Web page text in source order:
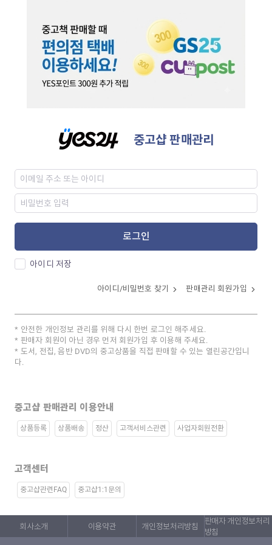
중고샵 판매관리
로그인
아이디 저장
아이디/비밀번호 찾기 판매관리 회원가입
안전한 개인정보 관리를 위해 다시 한번 로그인 해주세요.
판매자 회원이 아닌 경우 먼저 회원가입 후 이용해 주세요.
도서, 전집, 음반 DVD의 중고상품을 직접 판매할 수 있는 열린공간입니
다.
중고샵 판매관리 이용안내
상품등록 상품배송 정산 고객서비스관련 사업자회원전환
고객센터
중고샵관련FAQ 중고샵1:1문의
회사소개 이용약관 개인정보처리방침
판매자 개인정보처리
방침